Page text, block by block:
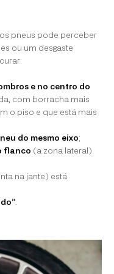
pneus pode perceber
ou um desgaste
e no centro do
com borracha mais
o piso e que está mais
do mesmo eixo;
flanco (a zona lateral)
na jante) está
.